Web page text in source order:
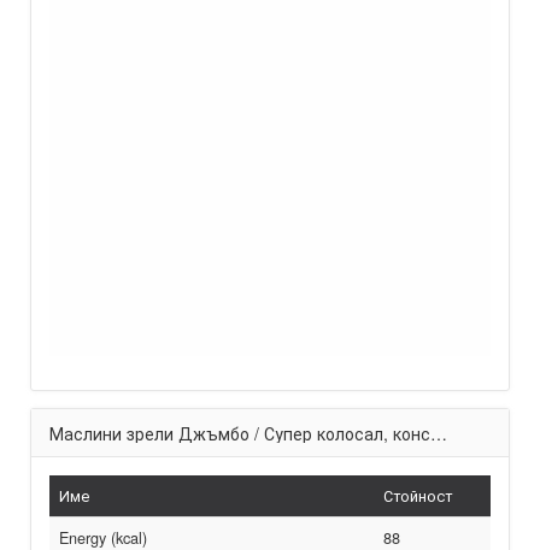
Маслини зрели Джъмбо / Супер колосал, консервирани
Име
Стойност
Energy (kcal)
88